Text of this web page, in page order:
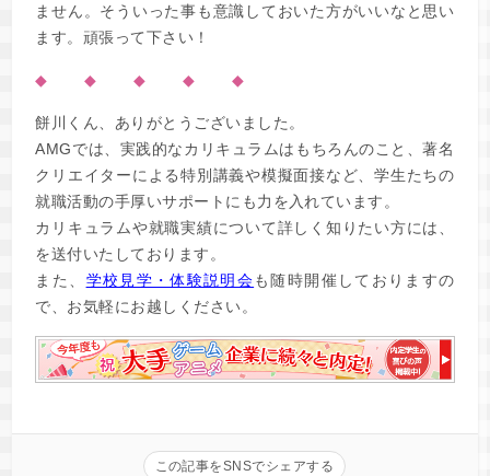
ません。そういった事も意識しておいた方がいいなと思い
ます。頑張って下さい！
◆ ◆ ◆ ◆ ◆
餅川くん、ありがとうございました。
AMGでは、実践的なカリキュラムはもちろんのこと、著名
クリエイターによる特別講義や模擬面接など、学生たちの
就職活動の手厚いサポートにも力を入れています。
カリキュラムや就職実績について詳しく知りたい方には、
を送付いたしております。
また、 学校見学・体験説明会も随時開催しておりますの
で、お気軽にお越しください。
この記事をSNSでシェアする